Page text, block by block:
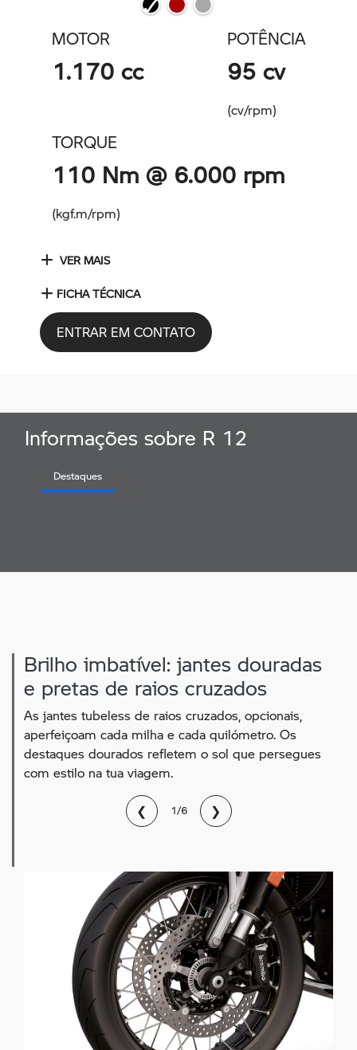
MOTOR
1.170 cc
POTÊNCIA
95 cv
(cv/rpm)
TORQUE
110 Nm @ 6.000 rpm
(kgf.m/rpm)
VER MAIS
FICHA TÉCNICA
ENTRAR EM CONTATO
Informações sobre R 12
Destaques
Brilho imbatível: jantes douradas
e pretas de raios cruzados
As jantes tubeless de raios cruzados, opcionais,
aperfeiçoam cada milha e cada quilómetro. Os
destaques dourados refletem o sol que persegues
com estilo na tua viagem.
❮ 1/6 ❯